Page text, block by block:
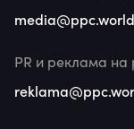
media@ppc.world
PR и реклама на